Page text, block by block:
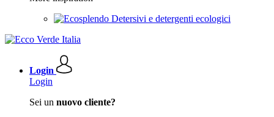
Detersivi e detergenti ecologici
Login
Login
Sei un nuovo cliente?